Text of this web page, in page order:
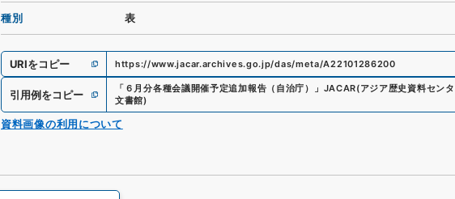
種別 表
URIをコピー https://www.jacar.archives.go.jp/das/meta/A22101286200
引用例をコピー 「 ６月分各種会議開催予定追加報告（自治庁） 」 JACAR(アジア歴史資料セン
文書館)
資料画像の利用について